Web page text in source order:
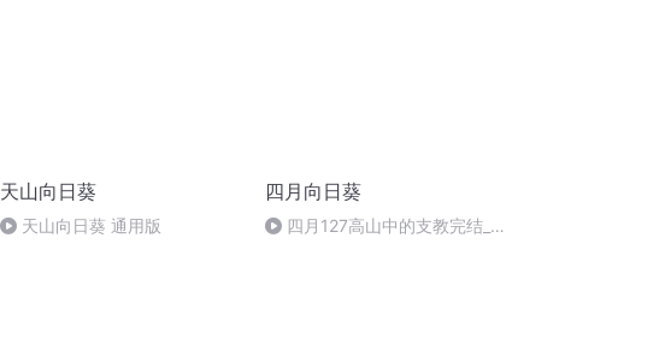
天山向日葵
天山向日葵 通用版
四月向日葵
四月127高山中的支教完结_